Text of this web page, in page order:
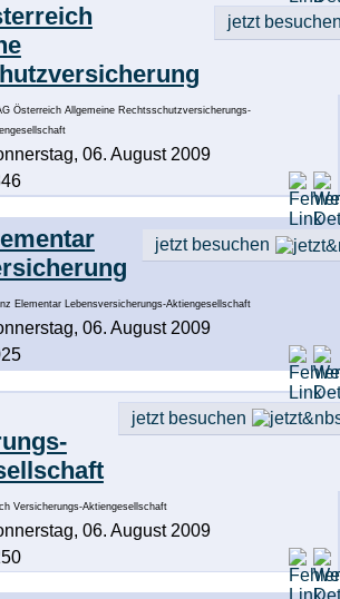
jetzt
Österreich Allgemeine Rechtsschutzversicherungs-
06. August 2009
jetzt besuchen
Elementar Lebensversicherungs-Aktiengesellschaft
06. August 2009
jetzt besuchen
Versicherungs-Aktiengesellschaft
06. August 2009